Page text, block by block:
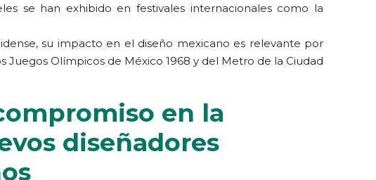
se han exhibido en festivales internacionales como la
su impacto en el diseño mexicano es relevante por
Juegos Olímpicos de México 1968 y del Metro de la Ciudad
en la
diseñadores